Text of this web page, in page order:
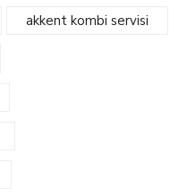
akkent kombi servisi